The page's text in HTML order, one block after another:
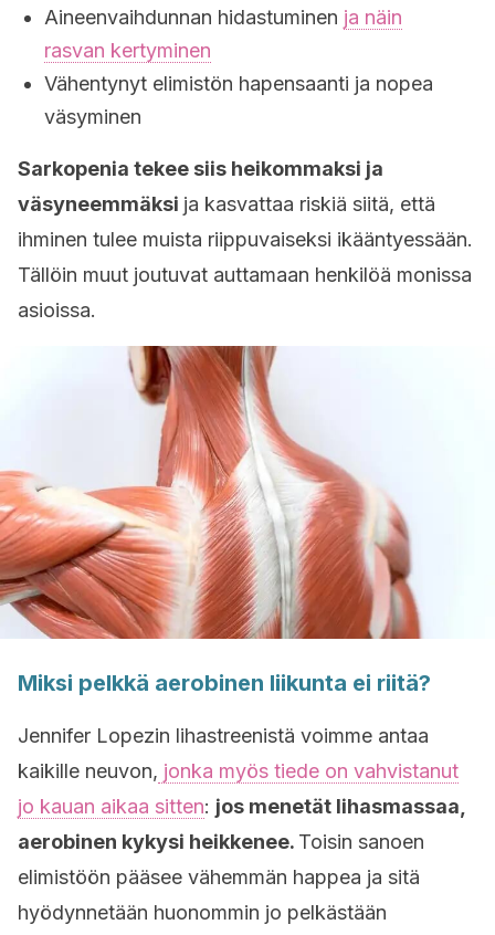
Aineenvaihdunnan hidastuminen ja näin
rasvan kertyminen
Vähentynyt elimistön hapensaanti ja nopea
väsyminen
Sarkopenia tekee siis heikommaksi ja
väsyneemmäksi ja kasvattaa riskiä siitä, että
ihminen tulee muista riippuvaiseksi ikääntyessään.
Tällöin muut joutuvat auttamaan henkilöä monissa
asioissa.
Miksi pelkkä aerobinen liikunta ei riitä?
Jennifer Lopezin lihastreenistä voimme antaa
kaikille neuvon, jonka myös tiede on vahvistanut
jo kauan aikaa sitten: jos menetät lihasmassaa,
aerobinen kykysi heikkenee. Toisin sanoen
elimistöön pääsee vähemmän happea ja sitä
hyödynnetään huonommin jo pelkästään